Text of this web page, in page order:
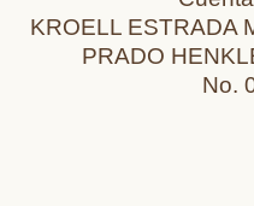
KROELL ESTRADA
PRADO
No.